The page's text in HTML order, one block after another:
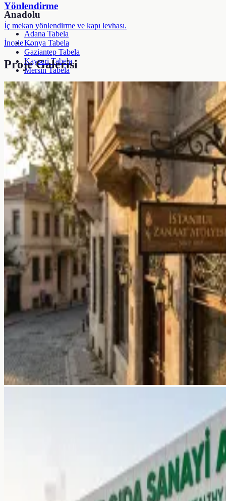
Anadolu
Adana Tabela
Konya Tabela
Gaziantep Tabela
Kayseri Tabela
Mersin Tabela
Yerel Hizmetler
İstanbul İlçeleri (39)
81 İl Lojistik Ağı
Sektörel Tabela Önerici
Tüm Şehirler & Bölgeler →
Kurumsal
Şirket
Hakkımızda
Ekibimiz
Referanslar
Kaynaklar
Blog
SSS
Hizmetler
Araçlar
İletişim →
BlogSSS
+90 532 372 39 32 Ücretsiz Teklif Al
Yönlendirme
İç mekan yönlendirme ve kapı levhası.
İncele →
Proje Galerisi